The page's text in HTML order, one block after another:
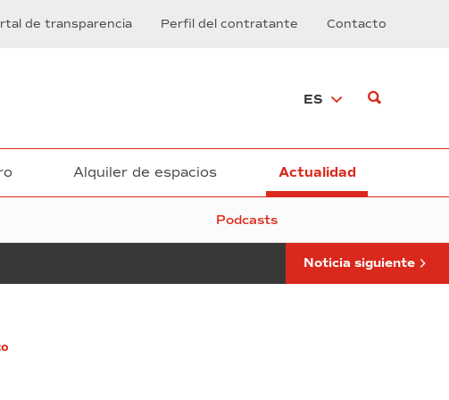
de transparencia Perfil del contratante Contacto
ES
Alquiler de espacios Actualidad
Podcasts
reclama
de
Noticia siguiente